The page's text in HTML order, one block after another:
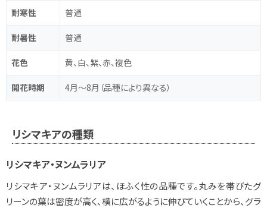
耐寒性 普通
耐暑性 普通
花色 黄、白、紫、赤、複色
開花時期 4月～8月（品種により異なる）
リシマキアの種類
リシマキア・ヌンムラリア
リシマキア・ヌンムラリアは、ほふく性の品種です。丸みを帯びたグ
リーンの葉は密度が高く、横に広がるように伸びていくことから、グラ